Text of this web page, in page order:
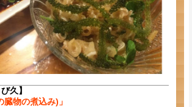
久】
臓物の煮込み)」